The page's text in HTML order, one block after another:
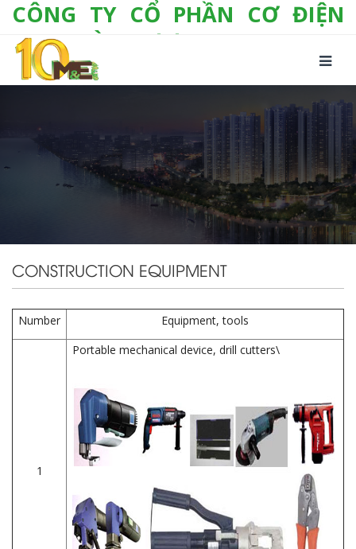
CÔNG TY CỔ PHẦN CƠ ĐIỆN
LẠNH VÀ THƯƠNG MẠI M&E
Số 10/357 Tam Trinh, P. Hoàng Văn Thụ, Q.
Hoàng Mai, TP. Hà Nội
Fax: +(84-24) 3 632 1297
Email: info@megroup.vn Website: www.megroup.vn
CONSTRUCTION EQUIPMENT
Number Equipment, tools
1
Portable mechanical device, drill cutters\